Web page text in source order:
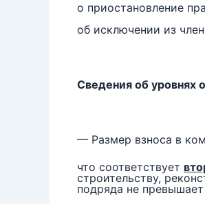
о приостановление
об исключении из
Сведения об уровнях
— Размер взноса в
что соответствует
строительству,
подряда не превышает